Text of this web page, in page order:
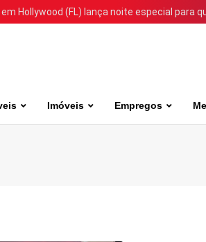
Hollywood (FL) lança noite especial para
Imóveis Empregos